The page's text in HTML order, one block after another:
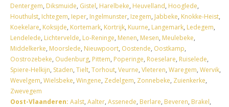
Dentergem, Diksmuide, Gistel, Harelbeke, Heuvelland, Hooglede,
Houthulst, Ichtegem, Ieper, Ingelmunster, Izegem, Jabbeke, Knokke-Heist,
Koekelare, Koksijde, Kortemark, Kortrijk, Kuurne, Langemark, Ledegem,
Lendelede, Lichtervelde, Lo-Reninge, Menen, Mesen, Meulebeke,
Middelkerke, Moorslede, Nieuwpoort, Oostende, Oostkamp,
Oostrozebeke, Oudenburg, Pittem, Poperinge, Roeselare, Ruiselede,
Spiere-Helkijn, Staden, Tielt, Torhout, Veurne, Vleteren, Waregem, Wervik,
Wevelgem, Wielsbeke, Wingene, Zedelgem, Zonnebeke, Zuienkerke,
Zwevegem
Oost-Vlaanderen: Aalst, Aalter, Assenede, Berlare, Beveren, Brakel,